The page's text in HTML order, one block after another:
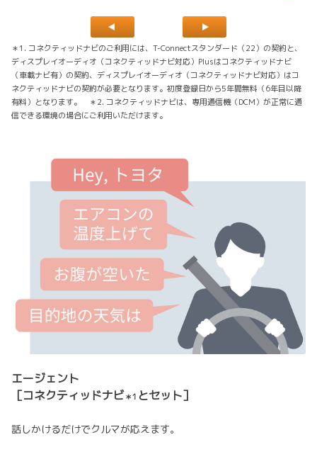
＊1. コネクティッドナビのご利用には、T-Connectスタンダード（22）の契約と、
ディスプレイオーディオ（コネクティッドナビ対応）Plusはコネクティッドナビ
（車載ナビ有）の契約、ディスプレイオーディオ（コネクティッドナビ対応）はコ
ネクティッドナビの契約が必要となります。初度登録日から5年間無料（6年目以降
有料）となります。 ＊2. コネクティッドナビは、専用通信機（DCM）が正常に通
信できる環境の場合にご利用いただけます。
エージェント
［コネクティッドナビ＊1 とセット］
話しかけるだけでクルマが応えます。